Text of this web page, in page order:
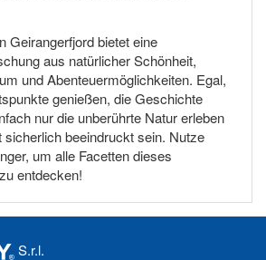
Geirangerfjord bietet eine
aus natürlicher Schönheit,
und Abenteuermöglichkeiten. Egal,
genießen, die Geschichte
nur die unberührte Natur erleben
beeindruckt sein. Nutze
um alle Facetten dieses
entdecken!
S.r.l.